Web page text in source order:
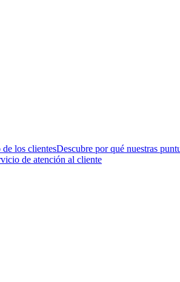
los clientesDescubre por qué nuestras
de atención al cliente